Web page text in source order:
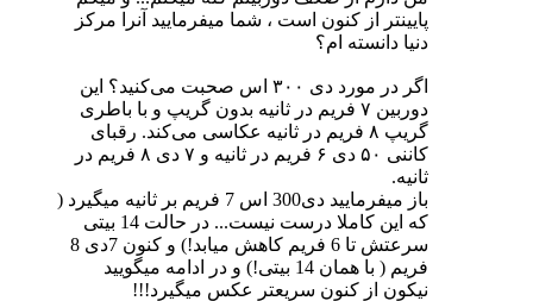
پایینتر از کنون است ، شما میفرمایید آنرا مرکز
دنیا دانسته ام؟
اگر در مورد دی ۳۰۰ اس صحبت می‌کنید؟ این
دوربین ۷ فریم در ثانیه بدون گریپ و با باطری
گریپ ۸ فریم در ثانیه عکاسی می‌کند. رقبای
کاننی ۵۰ دی ۶ فریم در ثانیه و ۷ دی ۸ فریم در
ثانیه.
باز میفرمایید دی300 اس 7 فریم بر ثانیه میگیرد (
که این کاملا درست نیست... در حالت 14 بیتی
سرعتش تا 6 فریم کاهش میابد!) و کنون 7دی 8
فریم ( با همان 14 بیتی!) و در ادامه میگویید
نیکون از کنون سریعتر عکس میگیرد!!!